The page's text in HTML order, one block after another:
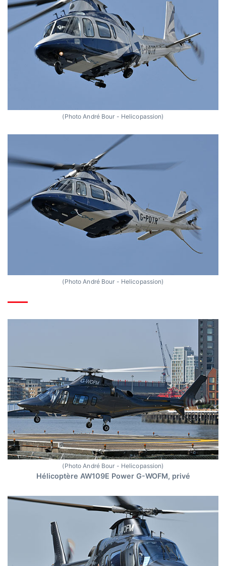
(Photo André Bour - Helicopassion)
(Photo André Bour - Helicopassion)
(Photo André Bour - Helicopassion)
Hélicoptère AW109E Power G-WOFM, privé